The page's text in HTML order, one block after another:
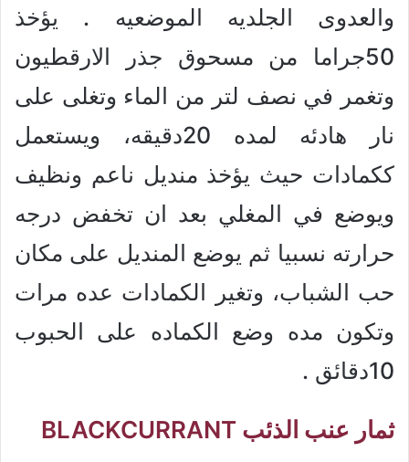
والعدوى الجلديه الموضعيه . يؤخذ
50جراما من مسحوق جذر الارقطيون
وتغمر في نصف لتر من الماء وتغلى على
نار هادئه لمده 20دقيقه، ويستعمل
ككمادات حيث يؤخذ منديل ناعم ونظيف
ويوضع في المغلي بعد ان تخفض درجه
حرارته نسبيا ثم يوضع المنديل على مكان
حب الشباب، وتغير الكمادات عده مرات
وتكون مده وضع الكماده على الحبوب
10دقائق .
ثمار عنب الذئب BLACKCURRANT